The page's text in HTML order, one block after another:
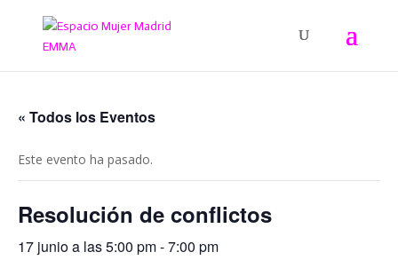
« Todos los Eventos
Este evento ha pasado.
Resolución de conflictos
17 junio a las 5:00 pm-7:00 pm